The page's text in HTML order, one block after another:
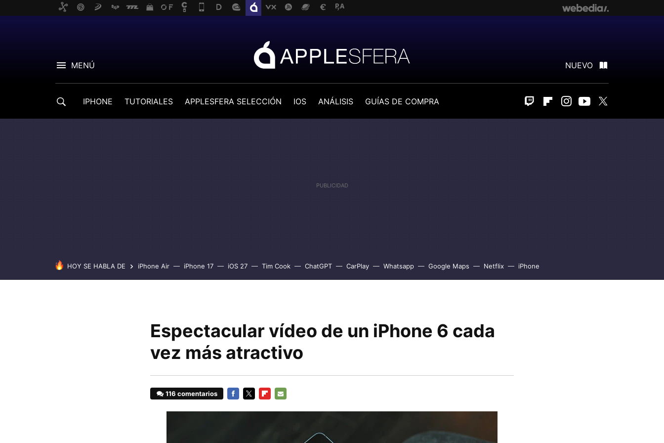
MENÚ NUEVO
IPHONE TUTORIALES APPLESFERA SELECCIÓN IOS ANÁLISIS GUÍAS DE COMPRA Twitch FlipboardInstagram
Youtube
HOY SE HABLA DE iPhone Air iPhone 17 iOS 27 Tim Cook ChatGPT CarPlay Whatsapp Google Maps Netflix iPhone
Espectacular vídeo de un iPhone 6 cada
vez más atractivo
116 comentarios